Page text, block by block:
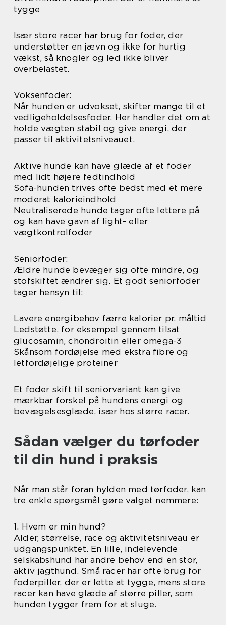
tygge
Især store racer har brug for foder, der
understøtter en jævn og ikke for hurtig
vækst, så knogler og led ikke bliver
overbelastet.
Voksenfoder:
Når hunden er udvokset, skifter mange til et
vedligeholdelsesfoder. Her handler det om at
holde vægten stabil og give energi, der
passer til aktivitetsniveauet.
Aktive hunde kan have glæde af et foder
med lidt højere fedtindhold
Sofa-hunden trives ofte bedst med et mere
moderat kalorieindhold
Neutraliserede hunde tager ofte lettere på
og kan have gavn af light- eller
vægtkontrolfoder
Seniorfoder:
Ældre hunde bevæger sig ofte mindre, og
stofskiftet ændrer sig. Et godt seniorfoder
tager hensyn til:
Lavere energibehov færre kalorier pr. måltid
Ledstøtte, for eksempel gennem tilsat
glucosamin, chondroitin eller omega-3
Skånsom fordøjelse med ekstra fibre og
letfordøjelige proteiner
Et foder skift til seniorvariant kan give
mærkbar forskel på hundens energi og
bevægelsesglæde, især hos større racer.
Sådan vælger du tørfoder
til din hund i praksis
Når man står foran hylden med tørfoder, kan
tre enkle spørgsmål gøre valget nemmere:
1. Hvem er min hund?
Alder, størrelse, race og aktivitetsniveau er
udgangspunktet. En lille, indelevende
selskabshund har andre behov end en stor,
aktiv jagthund. Små racer har ofte brug for
foderpiller, der er lette at tygge, mens store
racer kan have glæde af større piller, som
hunden tygger frem for at sluge.